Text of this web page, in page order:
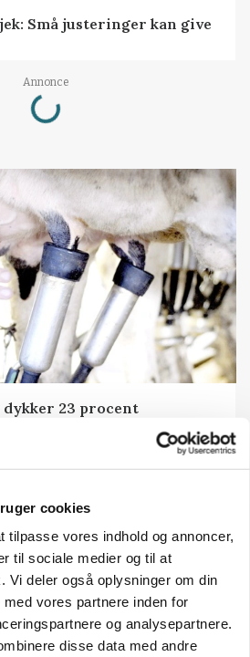
cookies
tilpasse vores indhold og annoncer,
til sociale medier og til at
Vi deler også oplysninger om din
vores partnere inden for
og analysepartnere.
disse data med andre
Små justeringer kan give
Annonce
Loading...
23 procent